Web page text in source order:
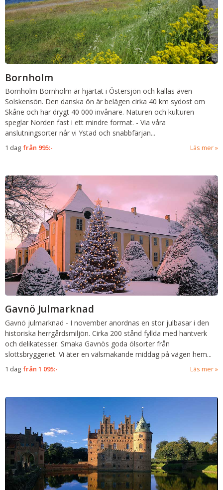
Bornholm
Bornholm Bornholm är hjärtat i Östersjön och kallas även
Solskensön. Den danska ön är belägen cirka 40 km sydost om
Skåne och har drygt 40 000 invånare. Naturen och kulturen
speglar Norden fast i ett mindre format. - Via våra
anslutningsorter når vi Ystad och snabbfärjan...
1 dag från 995:- Läs mer
Gavnö Julmarknad
Gavnö julmarknad - I november anordnas en stor julbasar i den
historiska herrgårdsmiljön. Cirka 200 stånd fyllda med hantverk
och delikatesser. Smaka Gavnös goda ölsorter från
slottsbryggeriet. Vi äter en välsmakande middag på vägen hem...
1 dag från1 095:- Läs mer